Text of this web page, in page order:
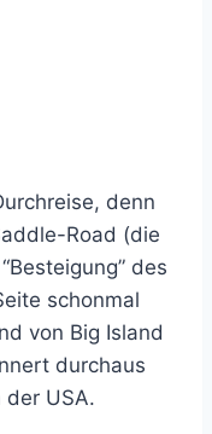
denn
Road (die
des
schonmal
von Big Island
durchaus
der USA.